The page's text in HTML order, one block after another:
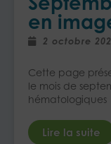
en
2 octobre
Cette page
le mois de
hématologiques
Lire la suite